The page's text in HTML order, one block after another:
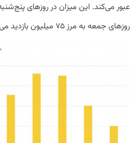
روزهای جمعه به مرز ۷۵ میلیون بازدید می‌رسد.